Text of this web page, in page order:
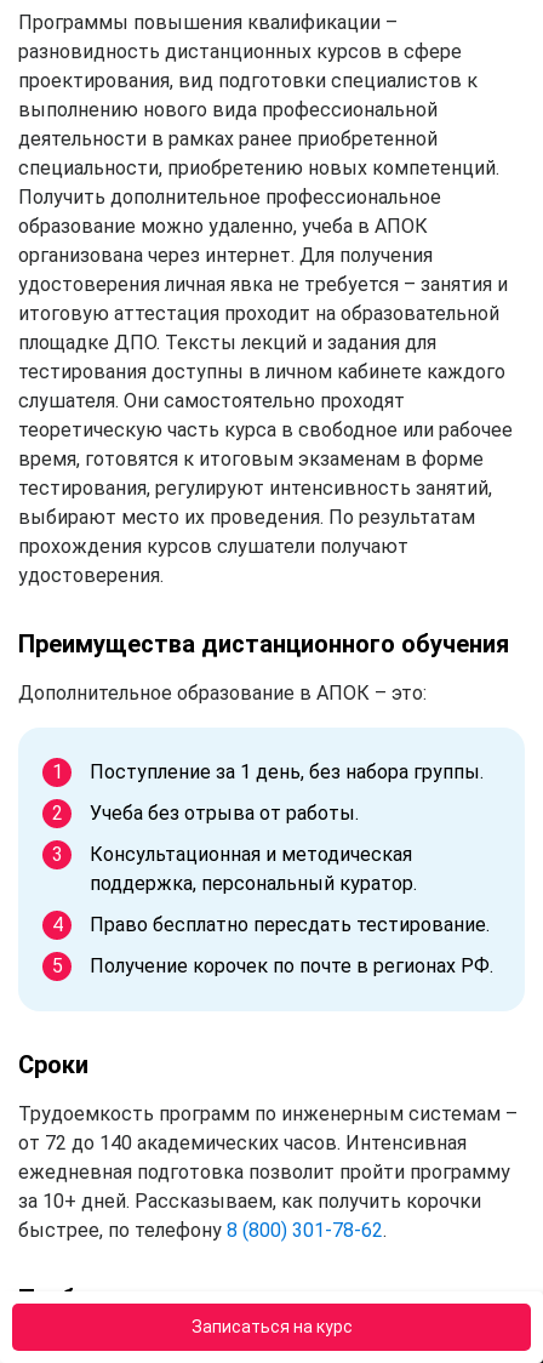
Записаться на курс
Программы повышения квалификации –
разновидность дистанционных курсов в сфере
проектирования, вид подготовки специалистов к
выполнению нового вида профессиональной
деятельности в рамках ранее приобретенной
специальности, приобретению новых компетенций.
Получить дополнительное профессиональное
образование можно удаленно, учеба в АПОК
организована через интернет. Для получения
удостоверения личная явка не требуется – занятия и
итоговую аттестация проходит на образовательной
площадке ДПО. Тексты лекций и задания для
тестирования доступны в личном кабинете каждого
слушателя. Они самостоятельно проходят
теоретическую часть курса в свободное или рабочее
время, готовятся к итоговым экзаменам в форме
тестирования, регулируют интенсивность занятий,
выбирают место их проведения. По результатам
прохождения курсов слушатели получают
удостоверения.
Преимущества дистанционного обучения
Дополнительное образование в АПОК – это:
Поступление за 1 день, без набора группы.
Учеба без отрыва от работы.
Консультационная и методическая
поддержка, персональный куратор.
Право бесплатно пересдать тестирование.
Получение корочек по почте в регионах РФ.
Сроки
Трудоемкость программ по инженерным системам –
от 72 до 140 академических часов. Интенсивная
ежедневная подготовка позволит пройти программу
за 10+ дней. Рассказываем, как получить корочки
быстрее, по телефону 8 (800) 301-78-62.
Требования к слушателям
Пройти курсы в АПОК смогут граждане России с